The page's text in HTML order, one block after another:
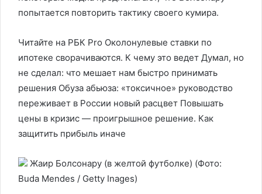
попытается повторить тактику своего кумира.
Читайте на РБК Pro Околонулевые ставки по
ипотеке сворачиваются. К чему это ведет Думал, но
не сделал: что мешает нам быстро принимать
решения Обуза абьюза: «токсичное» руководство
переживает в России новый расцвет Повышать
цены в кризис — проигрышное решение. Как
защитить прибыль иначе
Жаир Болсонару (в желтой футболке) (Фото:
Buda Mendes / Getty Inages)